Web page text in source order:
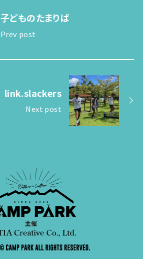
子どものたまりば
Prev post
link.slackers
Next post
主催